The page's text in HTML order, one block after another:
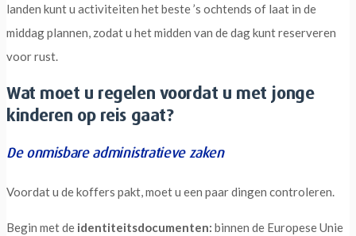
landen kunt u activiteiten het beste ’s ochtends of laat in de
middag plannen, zodat u het midden van de dag kunt reserveren
voor rust.
Wat moet u regelen voordat u met jonge
kinderen op reis gaat?
De onmisbare administratieve zaken
Voordat u de koffers pakt, moet u een paar dingen controleren.
Begin met de identiteitsdocumenten: binnen de Europese Unie